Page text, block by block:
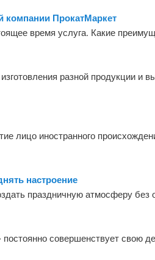
компании ПрокатМаркет
время услуга. Какие
разной продукции
лицо иностранного
настроение
праздничную атмосферу без
совершенствует свою